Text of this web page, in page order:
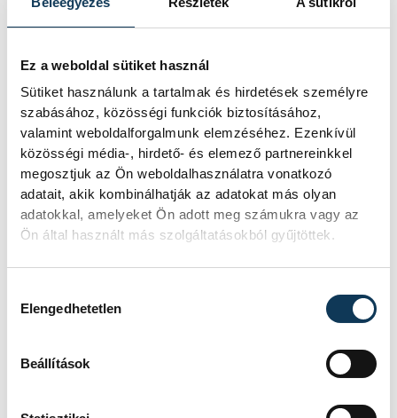
Ez a weboldal sütiket használ
Sütiket használunk a tartalmak és hirdetések személyre
szabásához, közösségi funkciók biztosításához,
valamint weboldalforgalmunk elemzéséhez. Ezenkívül
közösségi média-, hirdető- és elemező partnereinkkel
megosztjuk az Ön weboldalhasználatra vonatkozó
adatait, akik kombinálhatják az adatokat más olyan
adatokkal, amelyeket Ön adott meg számukra vagy az
Ön által használt más szolgáltatásokból gyűjtöttek.
Elengedhetetlen
Beállítások
beszélgetések lesznek
fontosabbak a közelgő Vehír
Borszalonon
Miről érdemes beszélgetni egy kellemes
borozás közben? Valójában bármiről,
hiszen pont az a lényege az ilyen kulturált
összejöveteleknek, hogy oldott
apropójából viszont adunk egy javaslatot,
és persze egy rövid útbaigazítást is, hogy
kikkel lehet majd találkozni május 30-án a
Dubniczay-palota kertjében.